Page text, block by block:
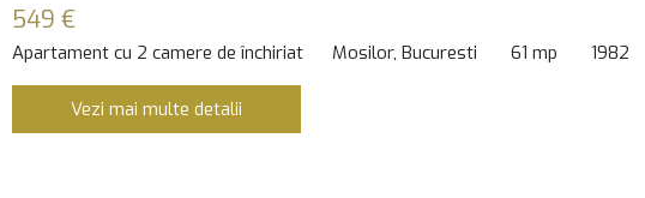
549 €
Apartament cu 2 camere de închiriat Mosilor, Bucuresti 61 mp 1982
Vezi mai multe detalii